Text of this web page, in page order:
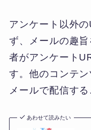
アンケート以外
ず、メールの趣
者がアンケート
す。他のコンテ
メールで配信す
あわせて読みたい